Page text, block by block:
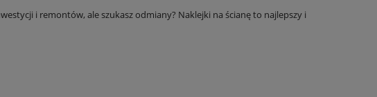
i remontów, ale szukasz odmiany? Naklejki na ścianę to najlepszy i